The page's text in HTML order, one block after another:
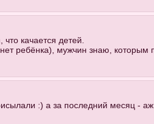
качается детей.
ребёнка), мужчин знаю, которым
:) а за последний месяц -